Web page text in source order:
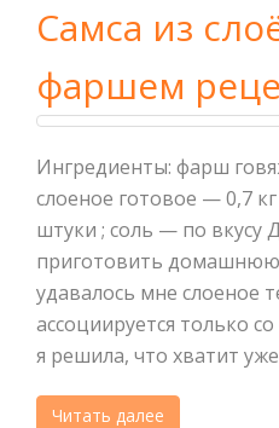
Самса из
фаршем
Ингредиенты: фарш
слоеное готовое — 0,7
штуки ; соль — по вкусу
приготовить домашнюю
удавалось мне слоеное
ассоциируется только
я решила, что хватит
Читать далее